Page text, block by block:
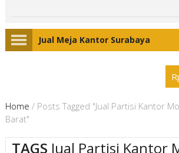
Jual Meja Kantor Surabaya
Home / Posts Tagged "Jual Partisi Kantor
Barat"
TAGS Jual Partisi Kantor